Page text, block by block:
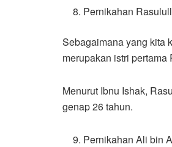
Pernikahan
Sebagaimana yang kita
merupakan istri pertama
Menurut Ibnu Ishak,
genap 26 tahun.
Pernikahan Ali bin